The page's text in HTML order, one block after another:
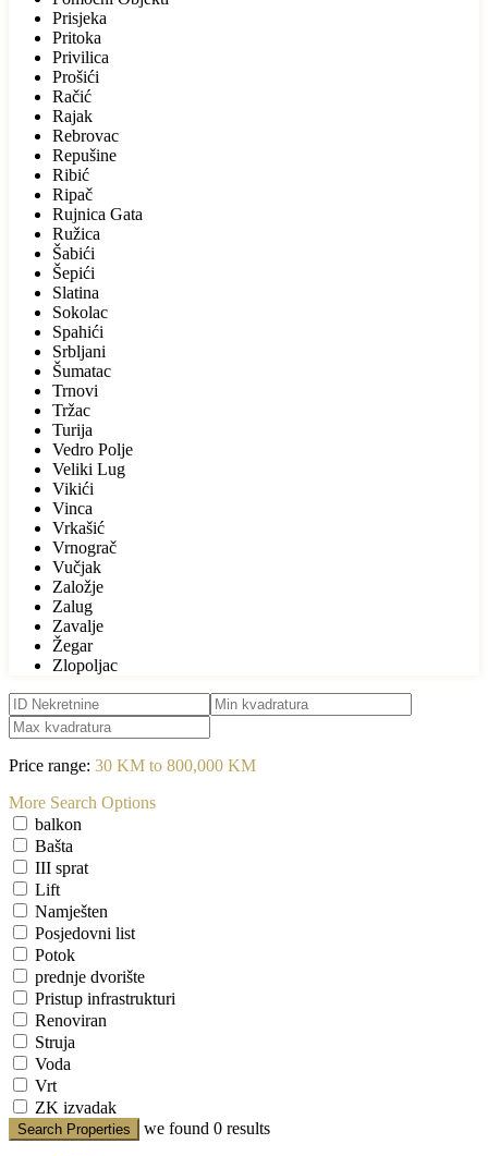
Prisjeka
Pritoka
Privilica
Prošići
Račić
Rajak
Rebrovac
Repušine
Ribić
Ripač
Rujnica Gata
Ružica
Šabići
Šepići
Slatina
Sokolac
Spahići
Srbljani
Šumatac
Trnovi
Tržac
Turija
Vedro Polje
Veliki Lug
Vikići
Vinca
Vrkašić
Vrnograč
Vučjak
Založje
Zalug
Zavalje
Žegar
Zlopoljac
Price range: 30 KM to 800,000 KM
More Search Options
balkon
Bašta
III sprat
Lift
Namješten
Posjedovni list
Potok
prednje dvorište
Pristup infrastrukturi
Renoviran
Struja
Voda
Vrt
ZK izvadak
Search Properties we found 0 results